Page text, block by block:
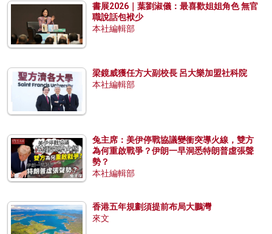
書展2026｜葉劉淑儀：最喜歡姐姐角色 無官
職說話包袱少
本社編輯部
梁鏡威獲任方大副校長 呂大樂加盟社科院
本社編輯部
兔主席：美伊停戰協議變衝突導火線，雙方
為何重啟戰爭？伊朗一早洞悉特朗普虛張聲
勢？
本社編輯部
香港五年規劃須提前布局大鵬灣
來文